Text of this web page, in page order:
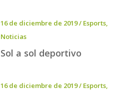
16 de diciembre de 2019/ Esports,
Noticias
Sol a sol deportivo
16 de diciembre de 2019/ Esports,